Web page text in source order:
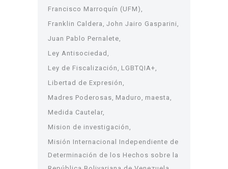
Francisco Marroquín (UFM)
Franklin Caldera John Jairo Gasparini
Juan Pablo Pernalete
Ley Antisociedad
Ley de Fiscalización
LGBTQIA+
Libertad de Expresión
Madres Poderosas Maduro
maesta
Medida Cautelar
Mision de investigación
Misión Internacional Independiente de
Determinación de los Hechos sobre la